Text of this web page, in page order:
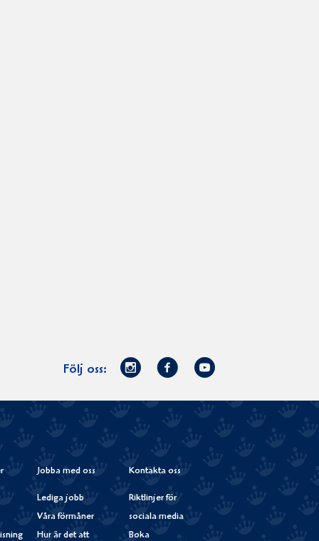
Följ oss:
Norrmejerier
Instagram
Facebook
Youtube
Jobba med oss
Lediga jobb
Våra förmåner
Hur är det att
Kontakta oss
Riktlinjer för
sociala media
Boka